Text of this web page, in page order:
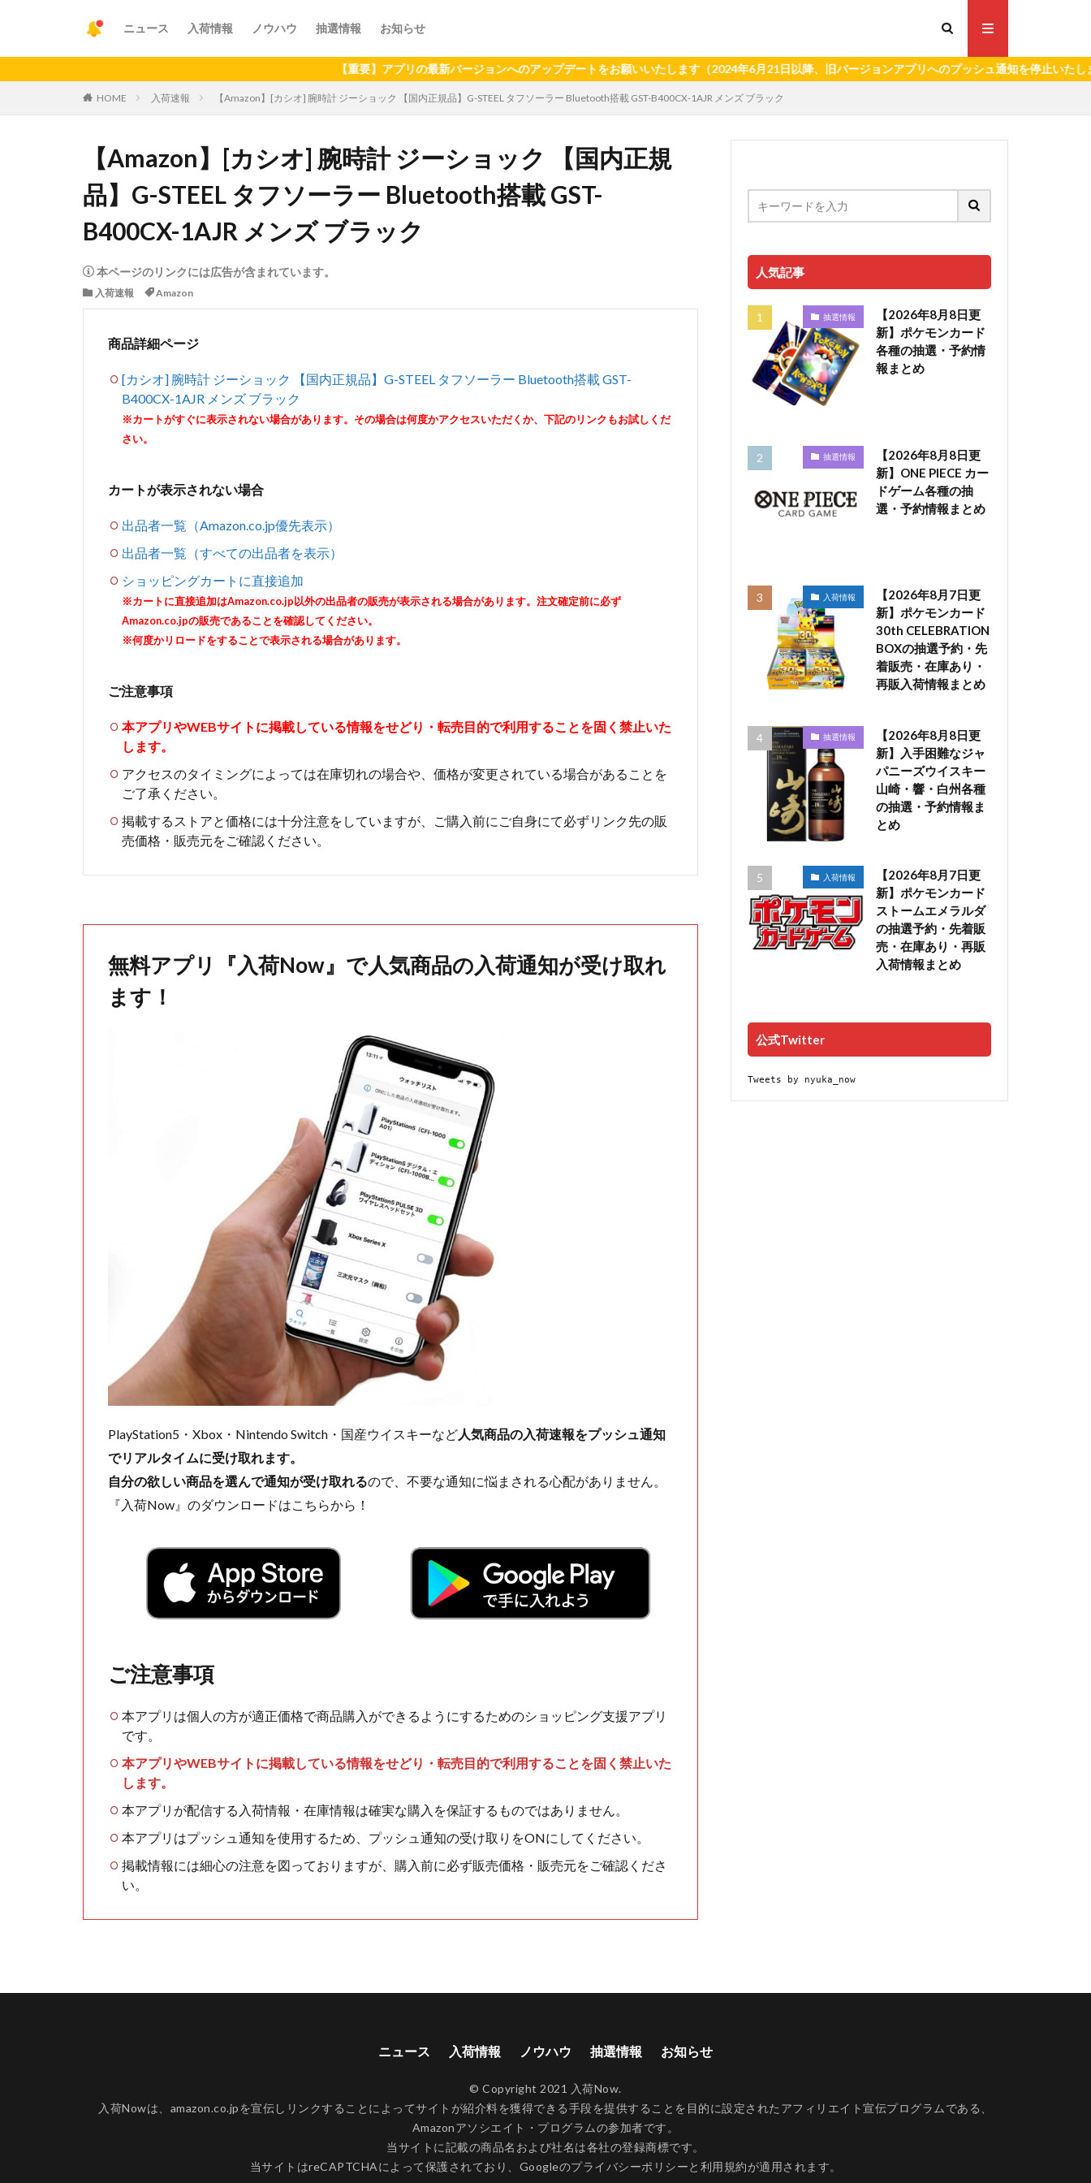
ニュース 入荷情報 ノウハウ 抽選情報 お知らせ
【重要】アプリの最新バージョンへのアップデートをお願いいたします（2024年6月21日以降、旧バージョンアプリへのプッシュ通知を停止いたします。）
HOME 入荷速報 【Amazon】[カシオ] 腕時計 ジーショック 【国内正規品】G-STEEL タフソーラー Bluetooth搭載 GST-B400CX-1AJR メンズ ブラック
【Amazon】[カシオ] 腕時計 ジーショック 【国内正規
品】G-STEEL タフソーラー Bluetooth搭載 GST-
B400CX-1AJR メンズ ブラック
本ページのリンクには広告が含まれています。
入荷速報 Amazon
商品詳細ページ
[カシオ] 腕時計 ジーショック 【国内正規品】G-STEEL タフソーラー Bluetooth搭載 GST-
B400CX-1AJR メンズ ブラック
※カートがすぐに表示されない場合があります。その場合は何度かアクセスいただくか、下記のリンクもお試しくだ
さい。
カートが表示されない場合
出品者一覧（Amazon.co.jp優先表示）
出品者一覧（すべての出品者を表示）
ショッピングカートに直接追加
※カートに直接追加はAmazon.co.jp以外の出品者の販売が表示される場合があります。注文確定前に必ず
Amazon.co.jpの販売であることを確認してください。
※何度かリロードをすることで表示される場合があります。
ご注意事項
本アプリやWEBサイトに掲載している情報をせどり・転売目的で利用することを固く禁止いた
します。
アクセスのタイミングによっては在庫切れの場合や、価格が変更されている場合があることを
ご了承ください。
掲載するストアと価格には十分注意をしていますが、ご購入前にご自身にて必ずリンク先の販
売価格・販売元をご確認ください。
無料アプリ『入荷Now』で人気商品の入荷通知が受け取れ
ます！
PlayStation5・Xbox・Nintendo Switch・国産ウイスキーなど人気商品の入荷速報をプッシュ通知
でリアルタイムに受け取れます。
自分の欲しい商品を選んで通知が受け取れるので、不要な通知に悩まされる心配がありません。
『入荷Now』のダウンロードはこちらから！
ご注意事項
本アプリは個人の方が適正価格で商品購入ができるようにするためのショッピング支援アプリ
です。
本アプリやWEBサイトに掲載している情報をせどり・転売目的で利用することを固く禁止いた
します。
本アプリが配信する入荷情報・在庫情報は確実な購入を保証するものではありません。
本アプリはプッシュ通知を使用するため、プッシュ通知の受け取りをONにしてください。
掲載情報には細心の注意を図っておりますが、購入前に必ず販売価格・販売元をご確認くださ
い。
人気記事
抽選情報
【2026年8月8日更
新】ポケモンカード
各種の抽選・予約情
報まとめ
抽選情報
【2026年8月8日更
新】ONE PIECE カー
ドゲーム各種の抽
選・予約情報まとめ
入荷情報
【2026年8月7日更
新】ポケモンカード
30th CELEBRATION
BOXの抽選予約・先
着販売・在庫あり・
再販入荷情報まとめ
抽選情報
【2026年8月8日更
新】入手困難なジャ
パニーズウイスキー
山崎・響・白州各種
の抽選・予約情報ま
とめ
入荷情報
【2026年8月7日更
新】ポケモンカード
ストームエメラルダ
の抽選予約・先着販
売・在庫あり・再販
入荷情報まとめ
公式Twitter
Tweets by nyuka_now
ニュース 入荷情報 ノウハウ 抽選情報 お知らせ
© Copyright 2021 入荷Now.
入荷Nowは、amazon.co.jpを宣伝しリンクすることによってサイトが紹介料を獲得できる手段を提供することを目的に設定されたアフィリエイト宣伝プログラムである、
Amazonアソシエイト・プログラムの参加者です。
当サイトに記載の商品名および社名は各社の登録商標です。
当サイトはreCAPTCHAによって保護されており、Googleのプライバシーポリシーと 利用規約が適用されます。